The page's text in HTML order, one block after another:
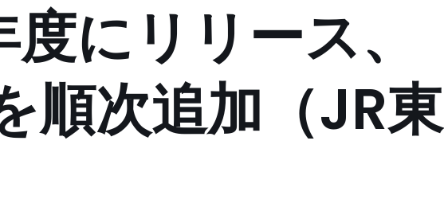
にリリース、
順次追加（JR東